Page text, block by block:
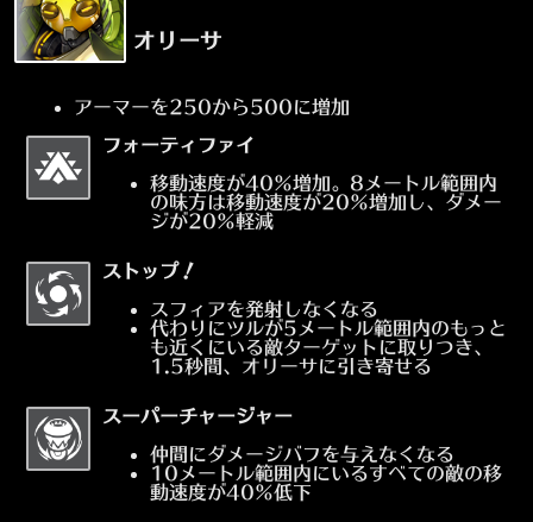
オリーサ
アーマーを250から500に増加
フォーティファイ
移動速度が40%増加。8メートル範囲内
の味方は移動速度が20%増加し、ダメー
ジが20%軽減
ストップ！
スフィアを発射しなくなる
代わりにツルが5メートル範囲内のもっと
も近くにいる敵ターゲットに取りつき、
1.5秒間、オリーサに引き寄せる
スーパーチャージャー
仲間にダメージバフを与えなくなる
10メートル範囲内にいるすべての敵の移
動速度が40%低下